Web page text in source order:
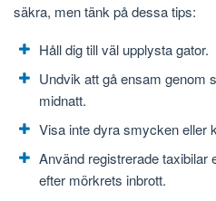
säkra, men tänk på dessa tips:
Håll dig till väl upplysta gator.
Undvik att gå ensam genom
midnatt.
Visa inte dyra smycken eller
Använd registrerade taxibilar
efter mörkrets inbrott.